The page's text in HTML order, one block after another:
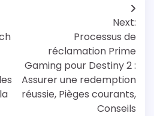
Next:
Processus de
réclamation Prime
Gaming pour Destiny 2 :
Assurer une redemption
réussie, Pièges courants,
Conseils